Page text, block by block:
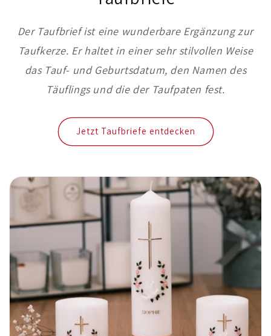
Der Taufbrief ist eine wunderbare Ergänzung zur
Taufkerze. Er haltet in einer sehr stilvollen Weise
das Tauf- und Geburtsdatum, den Namen des
Täuflings und die der Taufpaten fest.
Jetzt Taufbriefe entdecken